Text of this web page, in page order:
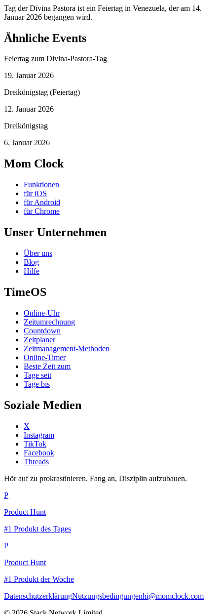
Tag der Divina Pastora ist ein Feiertag in Venezuela, der am 14.
Januar 2026 begangen wird.
Ähnliche Events
Feiertag zum Divina-Pastora-Tag
19. Januar 2026
Dreikönigstag (Feiertag)
12. Januar 2026
Dreikönigstag
6. Januar 2026
Mom Clock
Funktionen
für iOS
für Android
für Chrome
Unser Unternehmen
Über uns
Blog
Hilfe
TimeOS
Online-Uhr
Zeitumrechnung
Countdown
Zeitplaner
Zeitmanagement-Methoden
Online-Timer
Beste Zeit zum
Tage seit
Tage bis
Soziale Medien
X
Instagram
TikTok
Facebook
Threads
Hör auf zu prokrastinieren. Fang an, Disziplin aufzubauen.
P
Product Hunt
#1 Produkt des Tages
P
Product Hunt
#1 Produkt der Woche
DatenschutzerklärungNutzungsbedingungenhi@momclock.com